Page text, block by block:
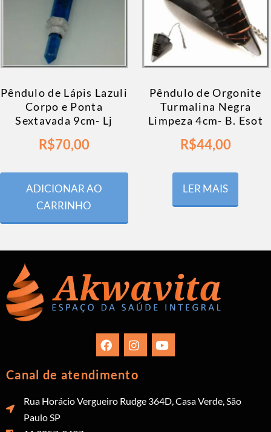
Pêndulo de Lápis Lazuli
Corpo e Ponta
Sextavada 9cm- Lj
R$70,00
ADICIONAR AO
CARRINHO
Pêndulo de Orgonite
Turmalina Negra
Limpeza 4cm- B. Esot
R$44,00
LER MAIS
Canal de atendimento
Rua Horácio Vergueiro Rudge 364D, Casa Verde, São
Paulo SP